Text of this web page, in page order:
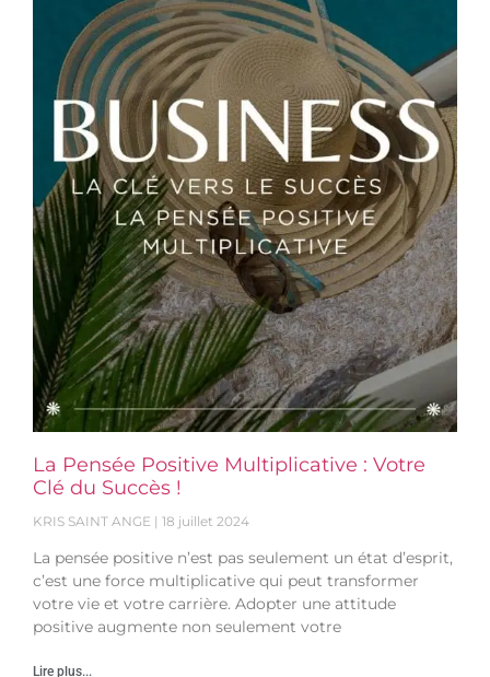
La Pensée Positive Multiplicative : Votre
Clé du Succès !
KRIS SAINT ANGE 18 juillet 2024
La pensée positive n’est pas seulement un état d’esprit,
c’est une force multiplicative qui peut transformer
votre vie et votre carrière. Adopter une attitude
positive augmente non seulement votre
Lire plus...